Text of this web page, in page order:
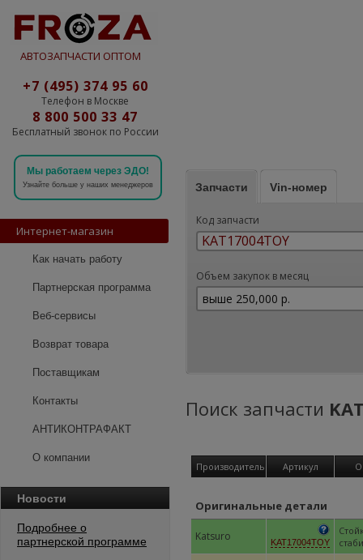
АВТОЗАПЧАСТИ ОПТОМ
+7 (495) 374 95 60
Телефон в Москве
8 800 500 33 47
Бесплатный звонок по России
Мы работаем через ЭДО!
Узнайте больше у наших менеджеров
Интернет-магазин
Как начать работу
Партнерская программа
Веб-сервисы
Возврат товара
Поставщикам
Контакты
АНТИКОНТРАФАКТ
О компании
Новости
Подробнее о
партнерской программе
Запчасти Vin-номер
Код запчасти
Объем закупок в месяц
Поиск запчасти
Производитель Артикул
Оригинальные детали
Katsuro KAT17004TOY